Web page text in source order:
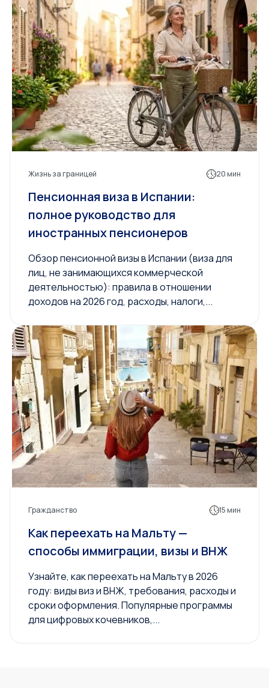
Жизнь за границей 20 мин
Пенсионная виза в Испании:
полное руководство для
иностранных пенсионеров
Обзор пенсионной визы в Испании (виза для
лиц, не занимающихся коммерческой
деятельностью): правила в отношении
доходов на 2026 год, расходы, налоги,...
Гражданство 15 мин
Как переехать на Мальту —
способы иммиграции, визы и ВНЖ
Узнайте, как переехать на Мальту в 2026
году: виды виз и ВНЖ, требования, расходы и
сроки оформления. Популярные программы
для цифровых кочевников,...